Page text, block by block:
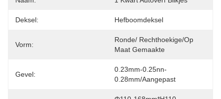
Deksel: Hefboomdeksel
Vorm:
Ronde/ Rechthoekige/op
Maat Gemaakte
Gevel:
0.23mm-0.25nn-
0.28mm/Aangepast